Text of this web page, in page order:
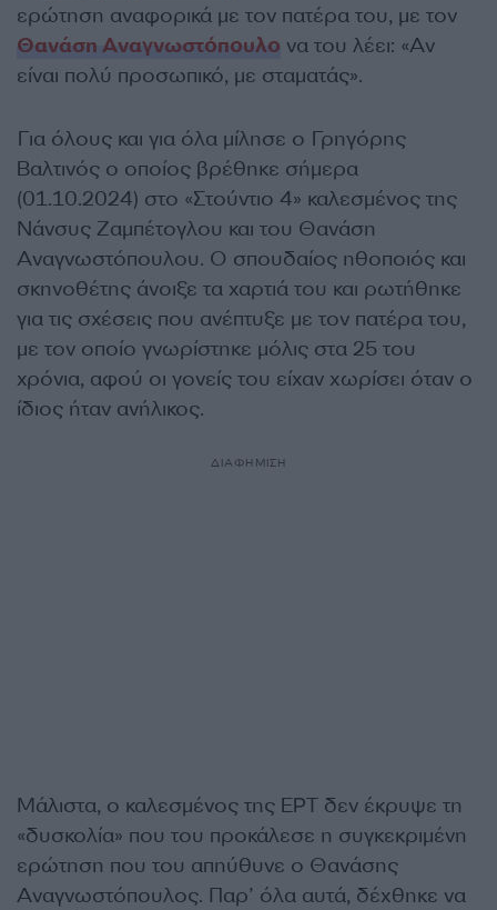
ερώτηση αναφορικά με τον πατέρα του, με τον
Θανάση Αναγνωστόπουλο να του λέει: «Αν
είναι πολύ προσωπικό, με σταματάς».
Για όλους και για όλα μίλησε ο Γρηγόρης
Βαλτινός ο οποίος βρέθηκε σήμερα
(01.10.2024) στο «Στούντιο 4» καλεσμένος της
Νάνσυς Ζαμπέτογλου και του Θανάση
Αναγνωστόπουλου. Ο σπουδαίος ηθοποιός και
σκηνοθέτης άνοιξε τα χαρτιά του και ρωτήθηκε
για τις σχέσεις που ανέπτυξε με τον πατέρα του,
με τον οποίο γνωρίστηκε μόλις στα 25 του
χρόνια, αφού οι γονείς του είχαν χωρίσει όταν ο
ίδιος ήταν ανήλικος.
ΔΙΑΦΗΜΙΣΗ
Μάλιστα, ο καλεσμένος της ΕΡΤ δεν έκρυψε τη
«δυσκολία» που του προκάλεσε η συγκεκριμένη
ερώτηση που του απηύθυνε ο Θανάσης
Αναγνωστόπουλος. Παρ’ όλα αυτά, δέχθηκε να